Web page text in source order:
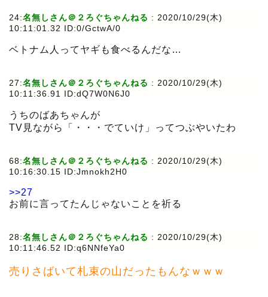
24:名無しさん＠２ろぐちゃんねる : 2020/10/29(木)
10:11:01.32 ID:0/GctwA/0
ベトナム人ってヤギも食べるんだな…
27:名無しさん＠２ろぐちゃんねる : 2020/10/29(木)
10:11:36.91 ID:dQ7W0N6J0
うちのばあちゃんが
TV見ながら「・・・でていけ」ってつぶやいたわ
68:名無しさん＠２ろぐちゃんねる : 2020/10/29(木)
10:16:30.15 ID:Jmnokh2H0
>>27
お前に言ってたんじゃないことを祈る
28:名無しさん＠２ろぐちゃんねる : 2020/10/29(木)
10:11:46.52 ID:q6NNfeYa0
売りさばいて札束の山だったもんなｗｗｗ